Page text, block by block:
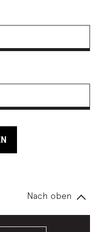
Nach oben